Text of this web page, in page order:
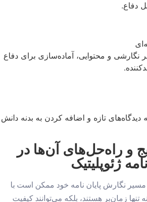
دفاع.
نگارشی و محتوایی، آماده‌سازی برای دفاع
دیدگاه‌های تازه و اضافه کردن به بدنه دانش
و راه‌حل‌های آن‌ها در
ژئوپلیتیک
مسیر نگارش پایان نامه خود ممکن است با
تنها زمان‌بر هستند، بلکه می‌توانند کیفیت